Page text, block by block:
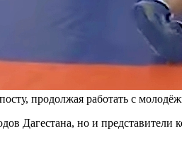
продолжая работать с
Дагестана, но и